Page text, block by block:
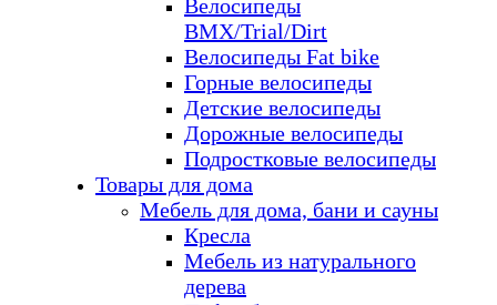
Велосипеды
BMX/Trial/Dirt
Велосипеды Fat bike
Горные велосипеды
Детские велосипеды
Дорожные велосипеды
Подростковые велосипеды
Товары для дома
Мебель для дома, бани и сауны
Кресла
Мебель из натурального
дерева